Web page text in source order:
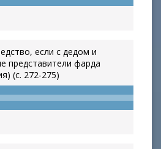
если с дедом и
представители фарда
(с. 272-275)